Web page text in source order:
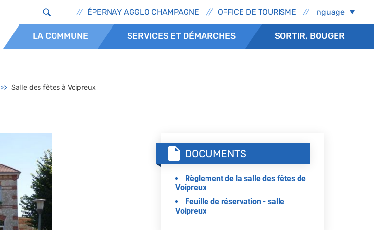
Aller au contenu principal
Header - Liens externes - Épernay
ÉPERNAY AGGLO CHAMPAGNE OFFICE DE TOURISMESelect Language
LA COMMUNE SERVICES ET DÉMARCHES SORTIR, BOUGER
Salle des fêtes à Voipreux
DOCUMENTS
Règlement de la salle des fêtes de
Voipreux
Feuille de réservation - salle
Voipreux